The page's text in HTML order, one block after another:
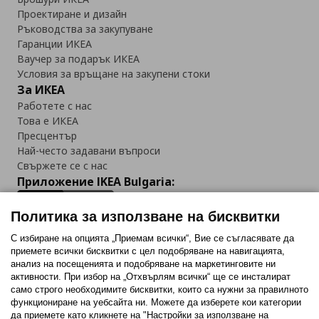
Проектиране и дизайн
Ръководства за закупуване
Гаранции ИКЕА
Ваучер за подарък ИКЕА
Условия за връщане на закупени стоки
За ИКЕА
Работете с нас
Това е ИКЕА
Пресцентър
Най-често задавани въпроси
Свържете се с нас
Приложение IKEA Bulgaria:
Последвайте ни:
FacebookTwitterYoutubePinterestInstagram
Политика за използване на бисквитки
С избиране на опцията „Приемам всички“, Вие се съгласявате да
приемете всички бисквитки с цел подобряване на навигацията,
анализ на посещенията и подобряване на маркетинговите ни
активности. При избор на „Отхвърлям всички“ ще се инсталират
само строго необходимитe бисквитки, които са нужни за правилното
функциониране на уебсайта ни. Можете да изберете кои категории
да приемете като кликнете на "Настройки за използване на